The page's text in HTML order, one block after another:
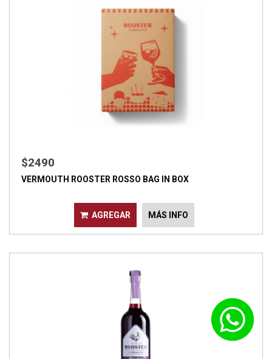
$2490
VERMOUTH ROOSTER ROSSO BAG IN BOX
AGREGAR MÁS INFO